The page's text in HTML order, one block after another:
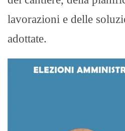
lavorazioni e delle
adottate.